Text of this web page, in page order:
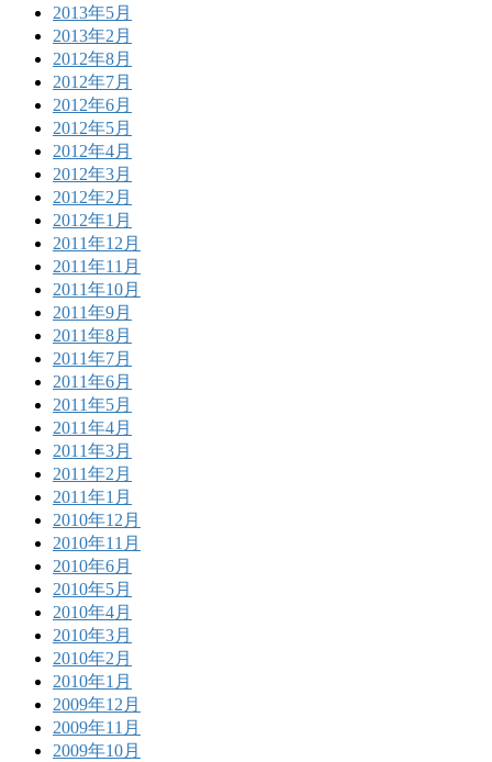
2013年5月
2013年2月
2012年8月
2012年7月
2012年6月
2012年5月
2012年4月
2012年3月
2012年2月
2012年1月
2011年12月
2011年11月
2011年10月
2011年9月
2011年8月
2011年7月
2011年6月
2011年5月
2011年4月
2011年3月
2011年2月
2011年1月
2010年12月
2010年11月
2010年6月
2010年5月
2010年4月
2010年3月
2010年2月
2010年1月
2009年12月
2009年11月
2009年10月